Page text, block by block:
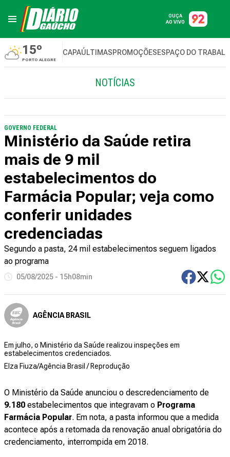
OUÇA
AO VIVO
15º
PORTO ALEGRE
CAPAÚLTIMASPROMOÇÕESESPAÇO DO
NOTÍCIAS
GOVERNO FEDERAL
Ministério da Saúde retira
mais de 9 mil
estabelecimentos do
Farmácia Popular; veja como
conferir unidades
credenciadas
Segundo a pasta, 24 mil estabelecimentos seguem ligados
ao programa
05/08/2025 - 15h08min
AGÊNCIA BRASIL
Em julho, o Ministério da Saúde realizou inspeções em
estabelecimentos credenciados.
Elza Fiuza/Agência Brasil / Reprodução
O Ministério da Saúde anunciou o descredenciamento de
9.180 estabelecimentos que integravam o Programa
Farmácia Popular. Em nota, a pasta informou que a medida
acontece após a retomada da renovação anual obrigatória do
credenciamento, interrompida em 2018.